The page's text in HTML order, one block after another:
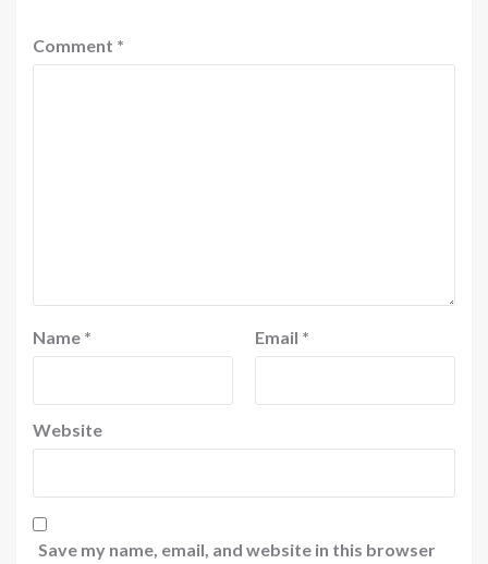
Comment *
Name * Email *
Website
Save my name, email, and website in this browser